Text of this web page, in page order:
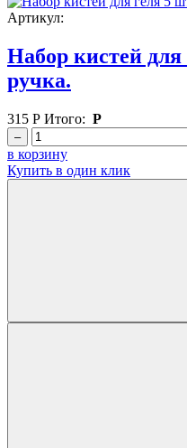
Артикул:
Набор кистей для
ручка.
315 Р Итого: Р
–
в корзину
Купить в один клик